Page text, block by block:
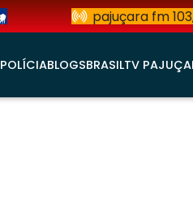
pajuçara fm
POLÍCIABLOGSBRASILTV